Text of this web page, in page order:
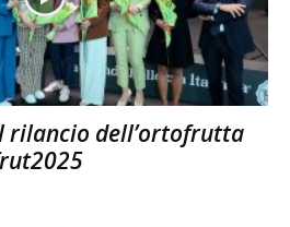
dell’ortofrutta